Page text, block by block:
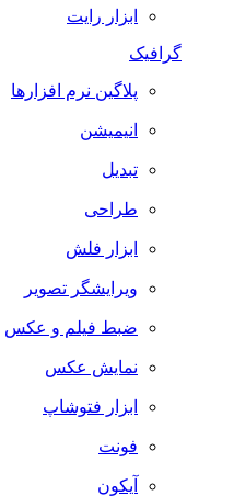
ابزار رایت
گرافیک
پلاگین نرم افزارها
انیمیشن
تبدیل
طراحی
ابزار فلش
ویرایشگر تصویر
ضبط فيلم و عكس
نمایش عکس
ابزار فتوشاپ
فونت
آیکون